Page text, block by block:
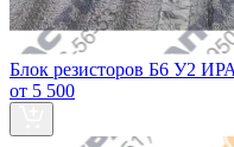
Блок резисторов Б6 У2
от 5 500